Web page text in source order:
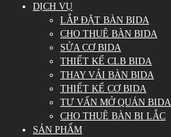
DỊCH VỤ
LẮP ĐẶT BÀN BIDA
CHO THUÊ BÀN BIDA
SỬA CƠ BIDA
THIẾT KẾ CLB BIDA
THAY VẢI BÀN BIDA
THIẾT KẾ CƠ BIDA
TƯ VẤN MỞ QUÁN BIDA
CHO THUÊ BÀN BI LẮC
SẢN PHẨM